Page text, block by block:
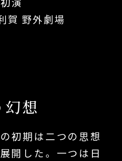
賀 野外劇場
幻想
初期は二つの思想
開した。一つは日